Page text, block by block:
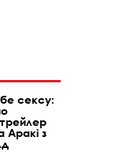
сексу:
Аракі з